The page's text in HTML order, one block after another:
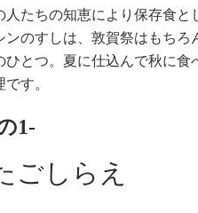
人たちの知恵により保存食と
ンのすしは、敦賀祭はもちろ
とつ。夏に仕込んで秋に食
す。
1-
ごしらえ